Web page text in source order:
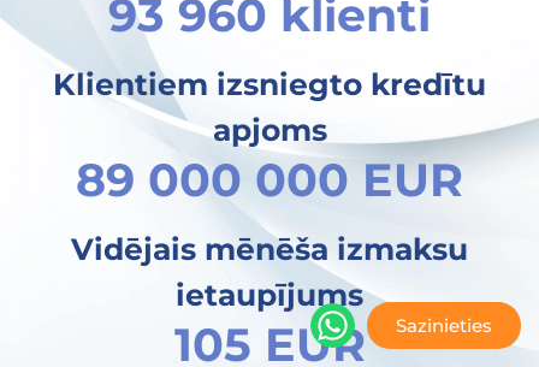
93 960 klienti
Klientiem izsniegto kredītu
apjoms
89 000 000 EUR
Vidējais mēnēša izmaksu
ietaupījums
105 EUR Sazinieties